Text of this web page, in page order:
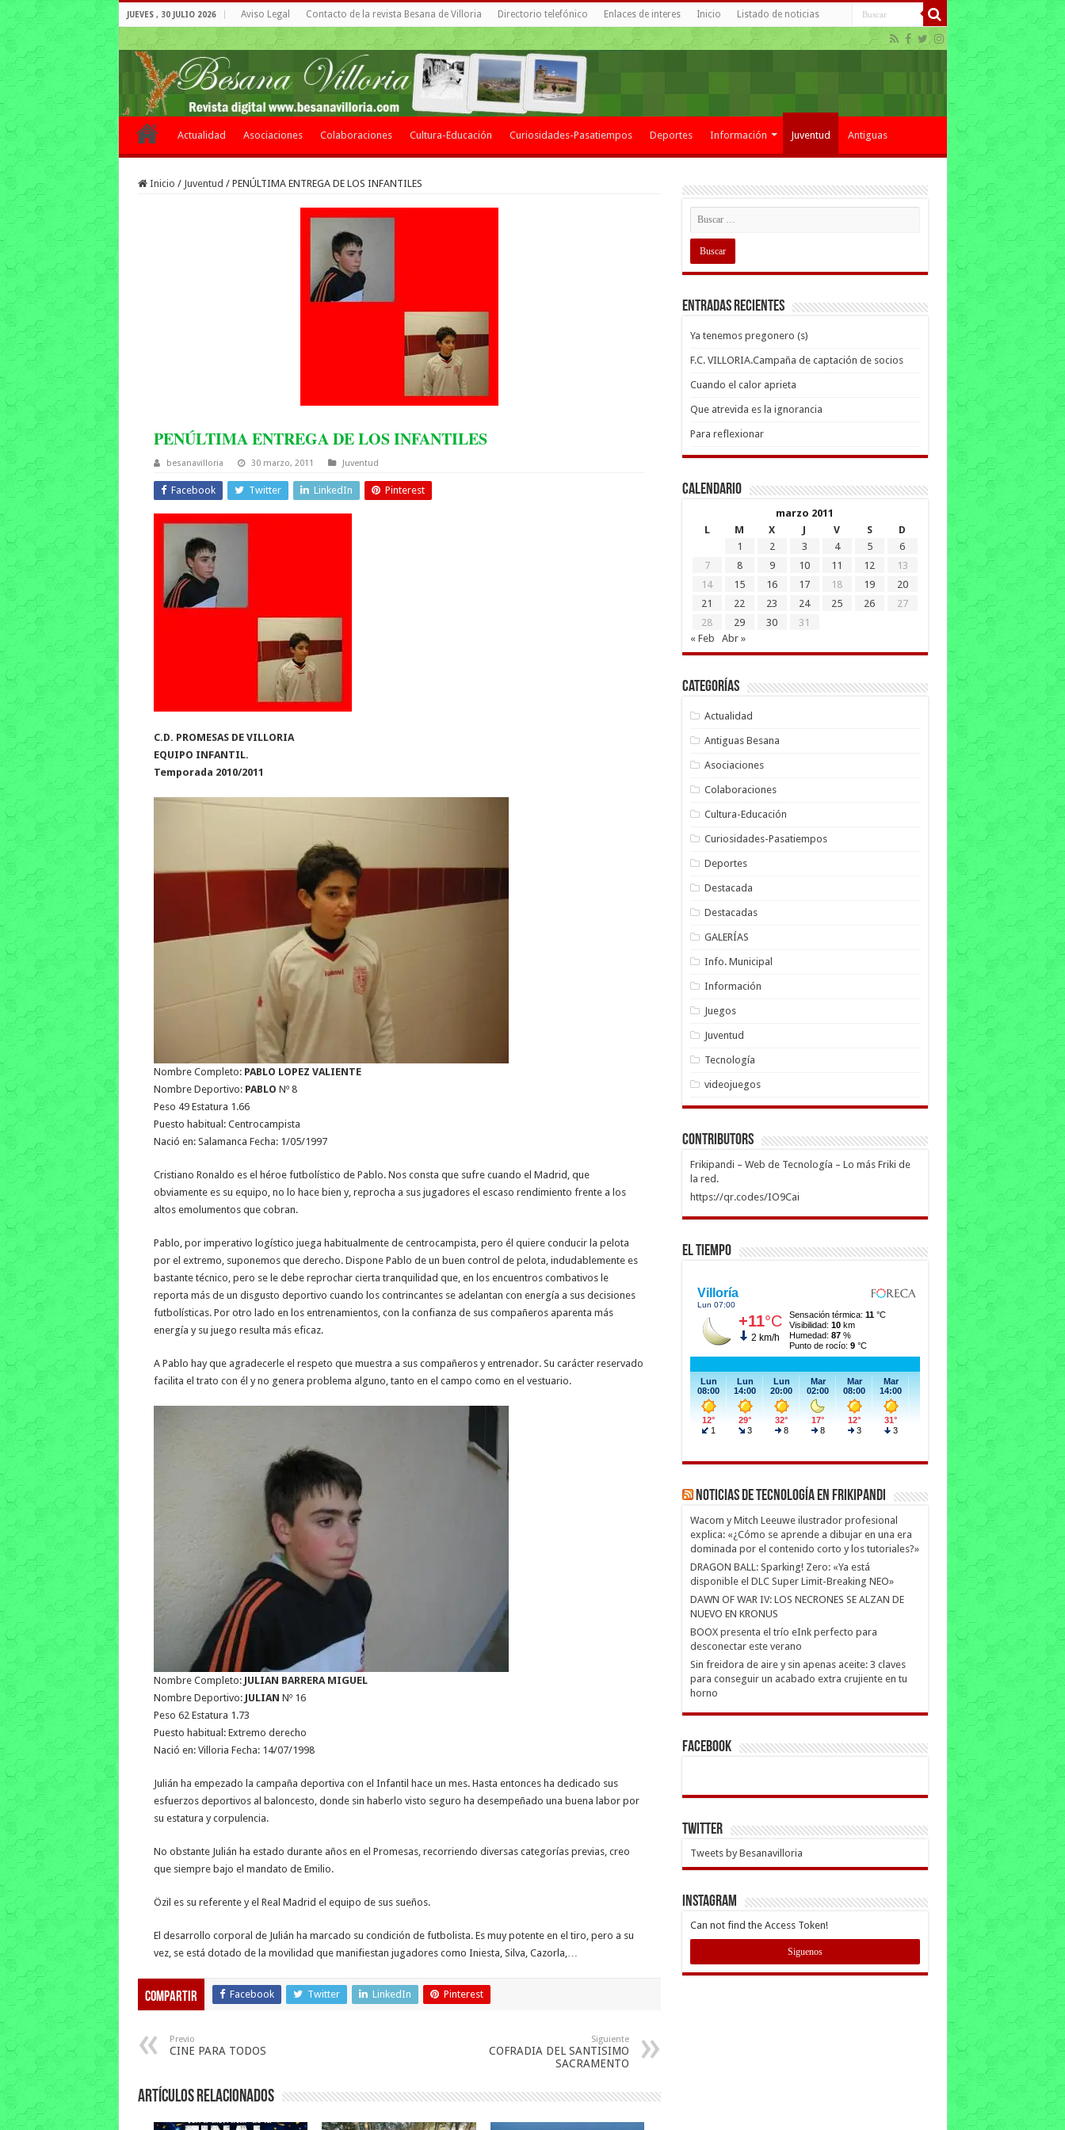
JUEVES , 30 JULIO 2026 Aviso Legal Contacto de la revista Besana de Villoria Directorio telefónico Enlaces de interes Inicio Listado de noticias
Actualidad Asociaciones Colaboraciones Cultura-Educación Curiosidades-Pasatiempos Deportes Información Juventud Antiguas
Inicio / Juventud / PENÚLTIMA ENTREGA DE LOS INFANTILES
PENÚLTIMA ENTREGA DE LOS INFANTILES
besanavilloria 30 marzo, 2011 Juventud
Facebook Twitter LinkedIn Pinterest
C.D. PROMESAS DE VILLORIA
EQUIPO INFANTIL.
Temporada 2010/2011
Nombre Completo: PABLO LOPEZ VALIENTE
Nombre Deportivo: PABLO Nº 8
Peso 49 Estatura 1.66
Puesto habitual: Centrocampista
Nació en: Salamanca Fecha: 1/05/1997
Cristiano Ronaldo es el héroe futbolístico de Pablo. Nos consta que sufre cuando el Madrid, que
obviamente es su equipo, no lo hace bien y, reprocha a sus jugadores el escaso rendimiento frente a los
altos emolumentos que cobran.
Pablo, por imperativo logístico juega habitualmente de centrocampista, pero él quiere conducir la pelota
por el extremo, suponemos que derecho. Dispone Pablo de un buen control de pelota, indudablemente es
bastante técnico, pero se le debe reprochar cierta tranquilidad que, en los encuentros combativos le
reporta más de un disgusto deportivo cuando los contrincantes se adelantan con energía a sus decisiones
futbolísticas. Por otro lado en los entrenamientos, con la confianza de sus compañeros aparenta más
energía y su juego resulta más eficaz.
A Pablo hay que agradecerle el respeto que muestra a sus compañeros y entrenador. Su carácter reservado
facilita el trato con él y no genera problema alguno, tanto en el campo como en el vestuario.
Nombre Completo: JULIAN BARRERA MIGUEL
Nombre Deportivo: JULIAN Nº 16
Peso 62 Estatura 1.73
Puesto habitual: Extremo derecho
Nació en: Villoria Fecha: 14/07/1998
Julián ha empezado la campaña deportiva con el Infantil hace un mes. Hasta entonces ha dedicado sus
esfuerzos deportivos al baloncesto, donde sin haberlo visto seguro ha desempeñado una buena labor por
su estatura y corpulencia.
No obstante Julián ha estado durante años en el Promesas, recorriendo diversas categorías previas, creo
que siempre bajo el mandato de Emilio.
Özil es su referente y el Real Madrid el equipo de sus sueños.
El desarrollo corporal de Julián ha marcado su condición de futbolista. Es muy potente en el tiro, pero a su
vez, se está dotado de la movilidad que manifiestan jugadores como Iniesta, Silva, Cazorla,…
Compartir Facebook Twitter LinkedIn Pinterest
Previo
CINE PARA TODOS
Siguiente
COFRADIA DEL SANTISIMO
SACRAMENTO
Artículos relacionados
Entradas recientes
Ya tenemos pregonero (s)
F.C. VILLORIA.Campaña de captación de socios
Cuando el calor aprieta
Que atrevida es la ignorancia
Para reflexionar
Calendario
marzo 2011
L
M X J V S
D
1
2 3 4 5
6
7
8 9 10 11 12
13
14
15 16 17 18 19
20
21
22 23 24 25 26
27
28
29 30
31
« Feb
Abr »
Categorías
Actualidad
Antiguas Besana
Asociaciones
Colaboraciones
Cultura-Educación
Curiosidades-Pasatiempos
Deportes
Destacada
Destacadas
GALERÍAS
Info. Municipal
Información
Juegos
Juventud
Tecnología
videojuegos
Contributors
Frikipandi – Web de Tecnología – Lo más Friki de
la red.
https://qr.codes/IO9Cai
El Tiempo
Noticias de Tecnología en Frikipandi
Wacom y Mitch Leeuwe ilustrador profesional
explica: «¿Cómo se aprende a dibujar en una era
dominada por el contenido corto y los tutoriales?»
DRAGON BALL: Sparking! Zero: «Ya está
disponible el DLC Super Limit-Breaking NEO»
DAWN OF WAR IV: LOS NECRONES SE ALZAN DE
NUEVO EN KRONUS
BOOX presenta el trío eInk perfecto para
desconectar este verano
Sin freidora de aire y sin apenas aceite: 3 claves
para conseguir un acabado extra crujiente en tu
horno
Facebook
Twitter
Tweets by Besanavilloria
INSTAGRAM
Can not find the Access Token!
Siguenos